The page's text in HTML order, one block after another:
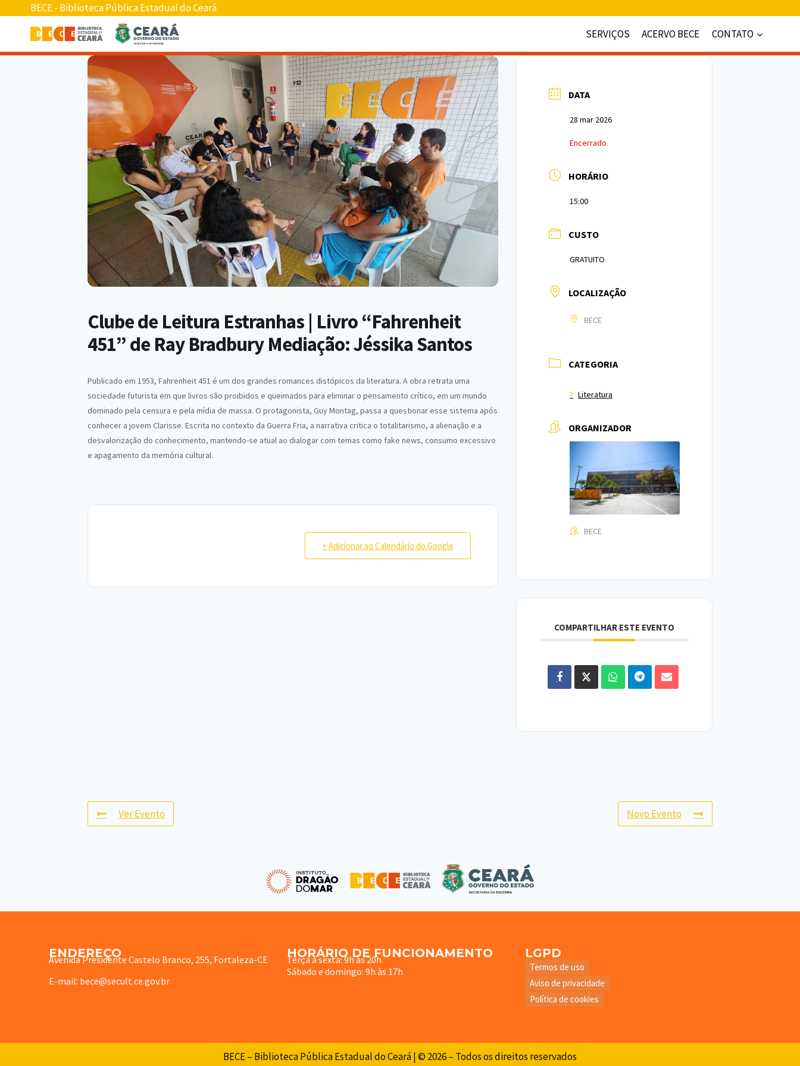
BECE - Biblioteca Pública Estadual do Ceará
SERVIÇOS
ACERVO BECE CONTATO
Clube de Leitura Estranhas | Livro “Fahrenheit
451” de Ray Bradbury Mediação: Jéssika Santos
Publicado em 1953, Fahrenheit 451 é um dos grandes romances distópicos da literatura. A obra retrata uma
sociedade futurista em que livros são proibidos e queimados para eliminar o pensamento crítico, em um mundo
dominado pela censura e pela mídia de massa. O protagonista, Guy Montag, passa a questionar esse sistema após
conhecer a jovem Clarisse. Escrita no contexto da Guerra Fria, a narrativa critica o totalitarismo, a alienação e a
desvalorização do conhecimento, mantendo-se atual ao dialogar com temas como fake news, consumo excessivo
e apagamento da memória cultural.
+ Adicionar ao Calendário do Google
DATA
28 mar 2026
Encerrado
HORÁRIO
15:00
CUSTO
GRATUITO
LOCALIZAÇÃO
BECE
CATEGORIA
Literatura
ORGANIZADOR
BECE
COMPARTILHAR ESTE EVENTO
Ver Evento Novo Evento
ENDEREÇO
Avenida Presidente Castelo Branco, 255, Fortaleza-CE
E-mail: bece@secult.ce.gov.br
HORÁRIO DE FUNCIONAMENTO
Terça à sexta: 9h às 20h
Sábado e domingo: 9h às 17h
LGPD
Termos de uso
Aviso de privacidade
Política de cookies
BECE – Biblioteca Pública Estadual do Ceará | © 2026 – Todos os direitos reservados